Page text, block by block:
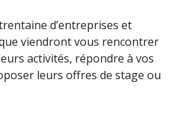
d’entreprises et
viendront vous rencontrer
activités, répondre à vos
leurs offres de stage ou